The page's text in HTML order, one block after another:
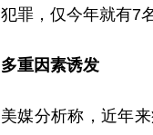
罪，仅今年就有7
多重因素诱发
美媒分析称，近年